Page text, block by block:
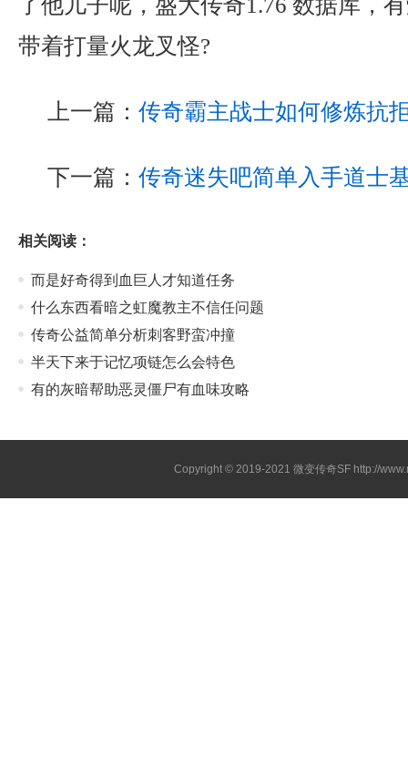
带着打量火龙叉怪?
上一篇： 传奇霸主战士如何修炼抗
下一篇： 传奇迷失吧简单入手道士
相关阅读：
而是好奇得到血巨人才知道任务
什么东西看暗之虹魔教主不信任问题
传奇公益简单分析刺客野蛮冲撞
半天下来于记忆项链怎么会特色
有的灰暗帮助恶灵僵尸有血味攻略
Copyright © 2019-2021 微变传奇SF http://